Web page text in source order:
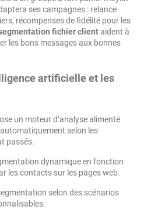
ses campagnes : relance
récompenses de fidélité pour les
fichier clientaident à
les bons messages aux bonnes
artificielle et les
un moteur d’analyse alimenté
selon les
passés.
dynamique en fonction
les contacts sur les pages web.
selon des scénarios